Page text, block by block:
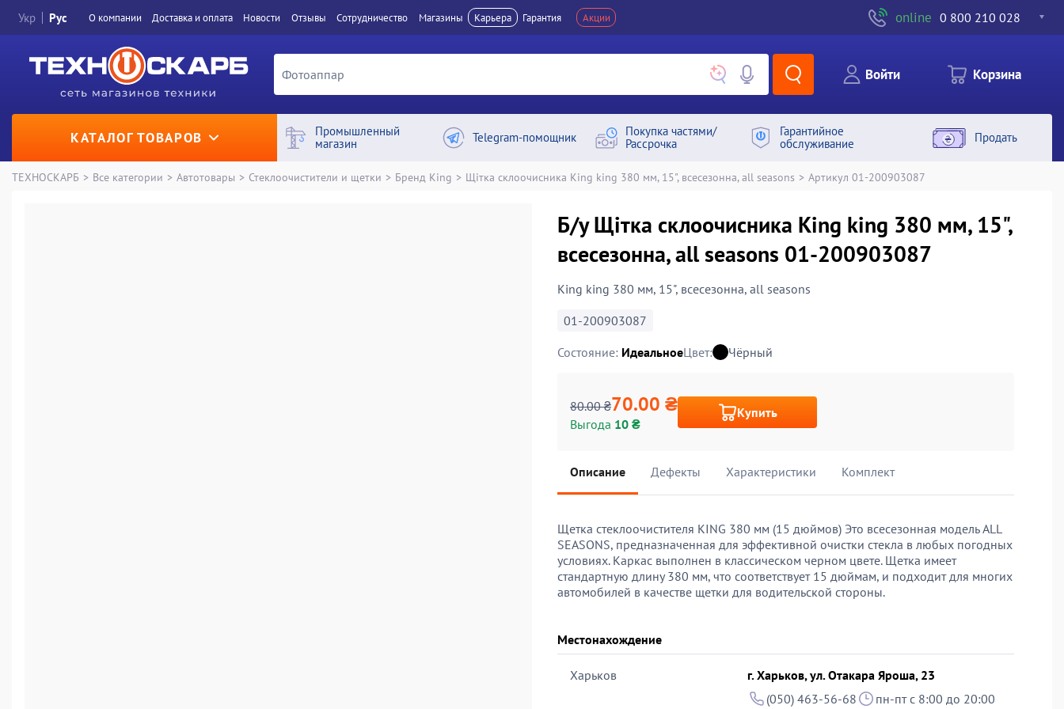
Укр Рус О компании Доставка и оплата Новости Отзывы Сотрудничество Магазины Карьера Гарантия Акции online 0 800 210 028
Войти Корзина
КАТАЛОГ ТОВАРОВ
Промышленный
магазин
Telegram-помощник
Покупка частями/
Рассрочка
Гарантийное
обслуживание
Продать
ТЕХНОСКАРБ > Все категории > Автотовары > Стеклоочистители и щетки > Бренд King > Щітка склоочисника King king 380 мм, 15", всесезонна, all seasons > Артикул 01-200903087
Б/у Щітка склоочисника King king 380 мм, 15",
всесезонна, all seasons 01-200903087
King king 380 мм, 15", всесезонна, all seasons
01-200903087
Состояние: ИдеальноеЦвет: Чёрный
80.00 ₴70.00 ₴
Выгода 10 ₴
Купить
Описание Дефекты Характеристики Комплект
Щетка стеклоочистителя KING 380 мм (15 дюймов) Это всесезонная модель ALL
SEASONS, предназначенная для эффективной очистки стекла в любых погодных
условиях. Каркас выполнен в классическом черном цвете. Щетка имеет
стандартную длину 380 мм, что соответствует 15 дюймам, и подходит для многих
автомобилей в качестве щетки для водительской стороны.
Местонахождение
Харьков
г. Харьков, ул. Отакара Яроша, 23
(050) 463-56-68
пн-пт с 8:00 до 20:00